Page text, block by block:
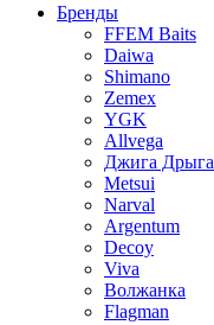
Бренды
FFEM Baits
Daiwa
Shimano
Zemex
YGK
Allvega
Джига Дрыга
Metsui
Narval
Argentum
Decoy
Viva
Волжанка
Flagman